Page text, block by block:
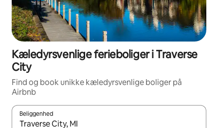
Kæledyrsvenlige ferieboliger i Traverse
City
Find og book unikke kæledyrsvenlige boliger på
Airbnb
Beliggenhed
Når resultaterne er tilgængelige, skal du navigere med